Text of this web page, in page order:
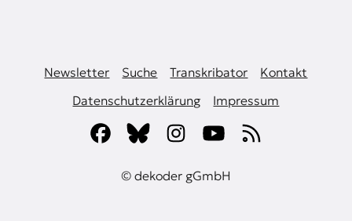
Newsletter Suche Transkribator
Kontakt
Datenschutzerklärung
Impressum
© dekoder gGmbH